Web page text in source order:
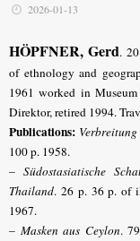
2026-01-13
HÖPFNER, Gerd.
of ethnology and
1961 worked in
Direktor, retired 1994.
Publications:
100 p. 1958.
– Südostasiatische
Thailand. 26 p. 36 p. of
1967.
– Masken aus Ceylon.